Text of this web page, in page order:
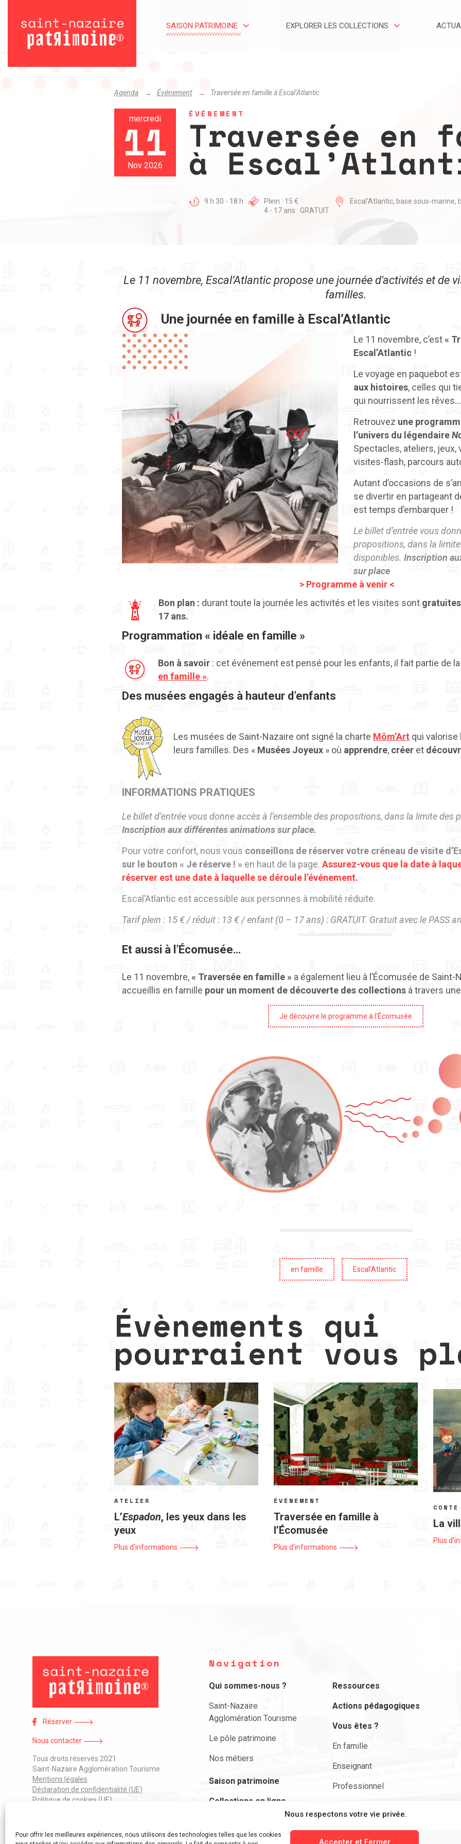
Nous respectons votre vie privée.
Pour offrir les meilleures expériences, nous utilisons des technologies telles que les cookies
Accepter et Fermer
SAISON PATRIMOINE EXPLORER LES COLLECTIONS
Agenda Événement Traversée en famille à Escal’Atlantic
mercredi
11
Nov 2026
ÉVÉNEMENT
Traversée en
à
9 h 30 - 18 h
Plein : 15 €
4 - 17 ans : GRATUIT
Escal'Atlantic, base sous-marine,
Le 11 novembre, Escal’Atlantic propose une journée d'activités et de
familles.
Une journée en famille à Escal’Atlantic
Le 11 novembre, c’est«
Escal’Atlantic !
Le voyage en paquebot
aux histoires, celles qui
qui nourrissent les rêves…
Retrouvez une
l’univers du légendaire
Spectacles, ateliers,
visites-flash, parcours
Autant d’occasions de
se divertir en partageant
est temps d’embarquer !
Le billet d’entrée vous
propositions, dans la
disponibles. Inscription
sur place
> Programme à venir <
Bon plan : durant toute la journée les activités et les visites sont
17 ans.
Programmation « idéale en famille »
Bon à savoir : cet événement est pensé pour les enfants, il fait partie de
en famille ».
Des musées engagés à hauteur d’enfants
Les musées de Saint-Nazaire ont signé la charte Môm’Art qui valorise
leurs familles. Des « Musées Joyeux » où apprendre, créer et
INFORMATIONS PRATIQUES
Le billet d’entrée vous donne accès à l’ensemble des propositions, dans la limite des
Inscription aux différentes animations sur place.
Pour votre confort, nous vous conseillons de réserver votre créneau de visite
sur le bouton « Je réserve ! » en haut de la page. Assurez-vous que la date à
réserver est une date à laquelle se déroule l’événement.
Escal’Atlantic est accessible aux personnes à mobilité réduite.
Tarif plein : 15 € / réduit : 13 € / enfant (0 – 17 ans) : GRATUIT. Gratuit avec le PASS
Et aussi à l’Écomusée…
Le 11 novembre,« Traversée en famille » a également lieu à l’Écomusée de Saint-
accueillis en famille pour un moment de découverte des collections à travers
Je découvre le programme à l’Écomusée
en famille Escal'Atlantic
Évènements qui
pourraient vous
ATELIER
L’Espadon, les yeux dans les
yeux
Plus d'informations
ÉVÉNEMENT
Traversée en famille à
l’Écomusée
Plus d'informations
La
Plus
Réserver
Nous contacter
Tous droits réservés 2021
Saint-Nazaire Agglomération Tourisme
Mentions légales
Déclaration de confidentialité (UE)
Politique de cookies (UE)
Navigation
Qui sommes-nous ?
Saint-Nazaire
Agglomération Tourisme
Le pôle patrimoine
Nos métiers
Saison patrimoine
Collections en ligne
Participer
Ressources
Actions pédagogiques
Vous êtes ?
En famille
Enseignant
Professionnel
Nous contacter